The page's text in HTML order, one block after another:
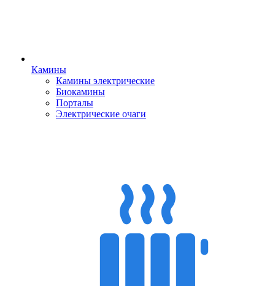
Камины
Камины электрические
Биокамины
Порталы
Электрические очаги